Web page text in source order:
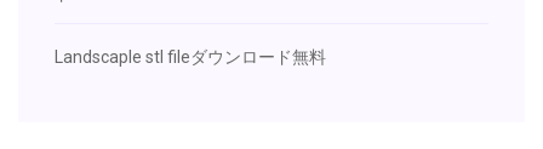
Landscaple stl fileダウンロード無料